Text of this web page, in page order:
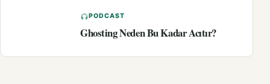
PODCAST
Ghosting Neden Bu Kadar Acıtır?